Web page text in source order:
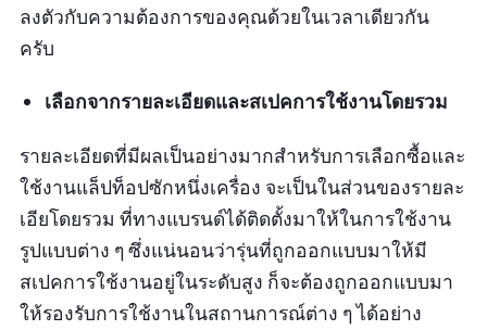
ลงตัวกับความต้องการของคุณด้วยในเวลาเดียวกัน
ครับ
เลือกจากรายละเอียดและสเปคการใช้งานโดยรวม
รายละเอียดที่มีผลเป็นอย่างมากสำหรับการเลือกซื้อและ
ใช้งานแล็ปท็อปซักหนึ่งเครื่อง จะเป็นในส่วนของรายละ
เอียโดยรวม ที่ทางแบรนด์ได้ติดตั้งมาให้ในการใช้งาน
รูปแบบต่าง ๆ ซึ่งแน่นอนว่ารุ่นที่ถูกออกแบบมาให้มี
สเปคการใช้งานอยู่ในระดับสูง ก็จะต้องถูกออกแบบมา
ให้รองรับการใช้งานในสถานการณ์ต่าง ๆ ได้อย่าง